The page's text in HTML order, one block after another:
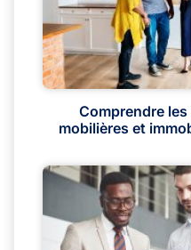
Comprendre
mobilières et